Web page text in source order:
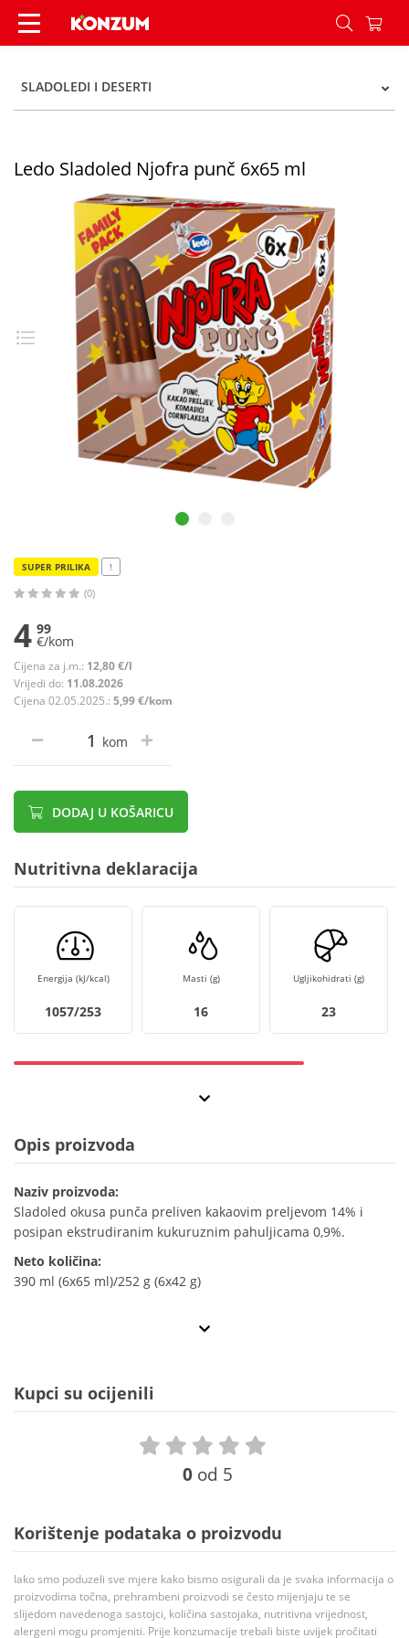
Ledo Sladoled Njofra punč 6x65 ml - Konzum
SLADOLEDI I DESERTI
Ledo Sladoled Njofra punč 6x65 ml
SUPER PRILIKA !
(0)
4 99
€/kom
Cijena za j.m.: 12,80 €/l
Vrijedi do: 11.08.2026
Cijena 02.05.2025.: 5,99 €/kom
kom
DODAJ U KOŠARICU
Nutritivna deklaracija
Energija (kJ/kcal)
1057/253
Masti (g)
16
Ugljikohidrati (g)
23
Opis proizvoda
Naziv proizvoda:
Sladoled okusa punča preliven kakaovim preljevom 14% i
posipan ekstrudiranim kukuruznim pahuljicama 0,9%.
Neto količina:
390 ml (6x65 ml)/252 g (6x42 g)
Kupci su ocijenili
0 od 5
Korištenje podataka o proizvodu
Iako smo poduzeli sve mjere kako bismo osigurali da je svaka informacija o
proizvodima točna, prehrambeni proizvodi se često mijenjaju te se
slijedom navedenoga sastojci, količina sastojaka, nutritivna vrijednost,
alergeni mogu promjeniti. Prije konzumacije trebali biste uvijek pročitati